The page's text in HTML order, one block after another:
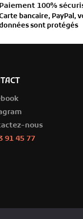
Paiement 100%
bancaire, PayPal,
sont protégés
nous
91 45 77